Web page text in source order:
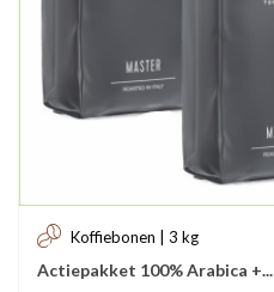
Koffiebonen | 3 kg
Actiepakket 100% Arabica +...